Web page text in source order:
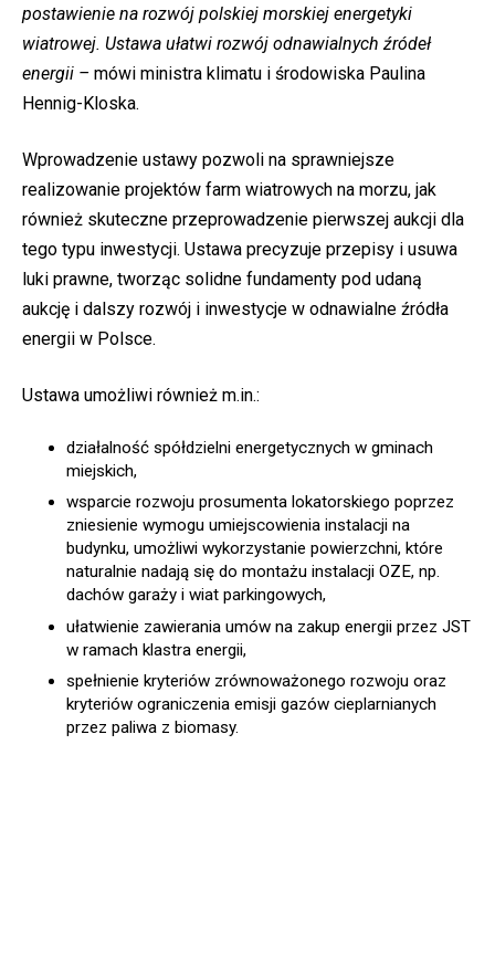
postawienie na rozwój polskiej morskiej energetyki
wiatrowej. Ustawa ułatwi rozwój odnawialnych źródeł
energii – mówi ministra klimatu i środowiska Paulina
Hennig-Kloska.
Wprowadzenie ustawy pozwoli na sprawniejsze
realizowanie projektów farm wiatrowych na morzu, jak
również skuteczne przeprowadzenie pierwszej aukcji dla
tego typu inwestycji. Ustawa precyzuje przepisy i usuwa
luki prawne, tworząc solidne fundamenty pod udaną
aukcję i dalszy rozwój i inwestycje w odnawialne źródła
energii w Polsce.
Ustawa umożliwi również m.in.:
działalność spółdzielni energetycznych w gminach
miejskich,
wsparcie rozwoju prosumenta lokatorskiego poprzez
zniesienie wymogu umiejscowienia instalacji na
budynku, umożliwi wykorzystanie powierzchni, które
naturalnie nadają się do montażu instalacji OZE, np.
dachów garaży i wiat parkingowych,
ułatwienie zawierania umów na zakup energii przez JST
w ramach klastra energii,
spełnienie kryteriów zrównoważonego rozwoju oraz
kryteriów ograniczenia emisji gazów cieplarnianych
przez paliwa z biomasy.